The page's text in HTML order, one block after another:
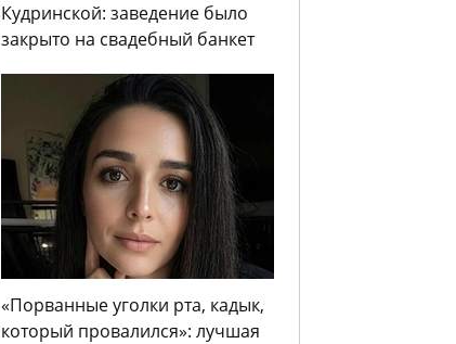
Кудринской: заведение было
закрыто на свадебный банкет
«Порванные уголки рта, кадык,
который провалился»: лучшая